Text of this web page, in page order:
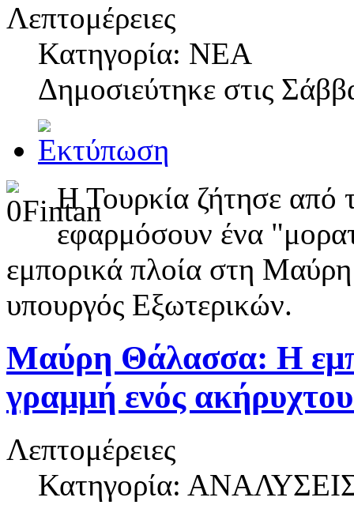
Λεπτομέρειες
Κατηγορία: NEA
Δημοσιεύτηκε στις
Η Τουρκία ζήτησε από
εφαρμόσουν ένα
εμπορικά πλοία στη
υπουργός Εξωτερικών.
Μαύρη Θάλασσα: Η
γραμμή ενός
Λεπτομέρειες
Κατηγορία: